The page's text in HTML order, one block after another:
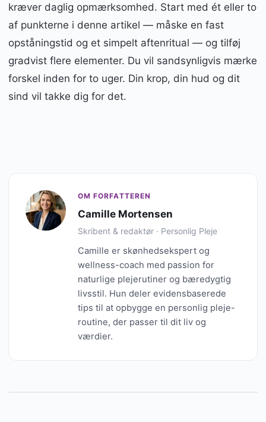
kræver daglig opmærksomhed. Start med ét eller to
af punkterne i denne artikel — måske en fast
opståningstid og et simpelt aftenritual — og tilføj
gradvist flere elementer. Du vil sandsynligvis mærke
forskel inden for to uger. Din krop, din hud og dit
sind vil takke dig for det.
OM FORFATTEREN
Camille Mortensen
Skribent & redaktør · Personlig Pleje
Camille er skønhedsekspert og
wellness-coach med passion for
naturlige plejerutiner og bæredygtig
livsstil. Hun deler evidensbaserede
tips til at opbygge en personlig pleje-
routine, der passer til dit liv og
værdier.